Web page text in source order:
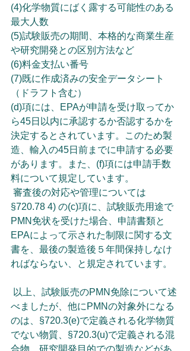
(4)化学物質にばく露する可能性のある
最大人数
(5)試験販売の期間、本格的な商業生産
や研究開発との区別方法など
(6)料金支払い番号
(7)既に作成済みの安全データシート
（ドラフト含む）
(d)項には、EPAが申請を受け取ってか
ら45日以内に承認するか否認するかを
決定するとされています。このため製
造、輸入の45日前までに申請する必要
があります。また、(f)項には申請手数
料について規定しています。
§720.78 4) の(c)項に、試験販売用途で
PMN免状を受けた場合、申請書類と
EPAによって示された制限に関する文
書を、最後の製造後５年間保持しなけ
ればならない、と規定されています。
べましたが、他にPMNの対象外になる
のは、§720.3(e)で定義される化学物質
でない物質、§720.3(u)で定義される混
合物、研究開発目的での製造などがあ